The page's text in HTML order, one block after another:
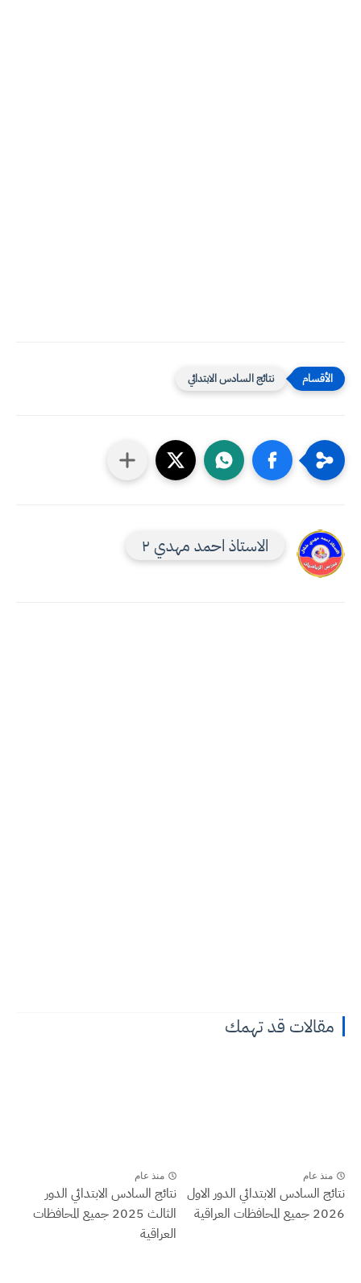
نتائج السادس الابتدائي
الاستاذ احمد مهدي ٢
مقالات قد تهمك
منذ عام
نتائج السادس الابتدائي الدور الاول
2026 جميع المحافظات العراقية
منذ عام
نتائج السادس الابتدائي الدور
الثالث 2025 جميع المحافظات
العراقية